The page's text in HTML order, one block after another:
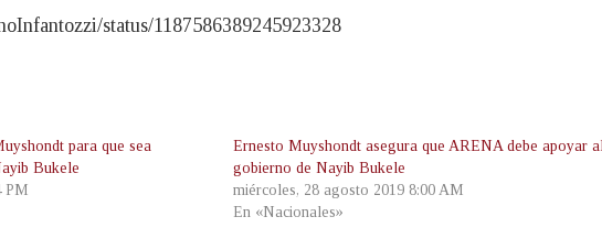
status/1187586389245923328
para que sea
Bukele
PM
Ernesto Muyshondt asegura que ARENA debe apoyar
gobierno de Nayib Bukele
miércoles, 28 agosto 2019 8:00 AM
En «Nacionales»